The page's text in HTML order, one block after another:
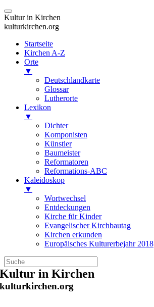
Kultur in Kirchen
kulturkirchen.org
Startseite
Kirchen A-Z
Orte
▼
Deutschlandkarte
Glossar
Lutherorte
Lexikon
▼
Dichter
Komponisten
Künstler
Baumeister
Reformatoren
Reformations-ABC
Kaleidoskop
▼
Wortwechsel
Entdeckungen
Kirche für Kinder
Evangelischer Kirchbautag
Kirchen erkunden
Europäisches Kulturerbejahr 2018
Zum
Inhalt
springen
Kultur in Kirchen
kulturkirchen.org